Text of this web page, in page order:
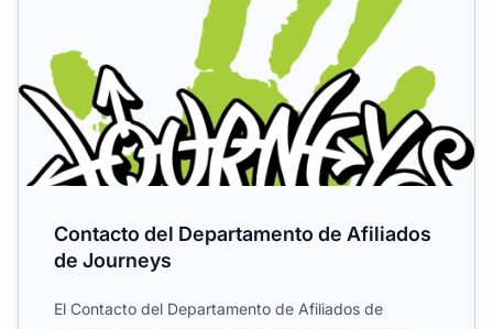
Contacto del Departamento de Afiliados
de Journeys
El Contacto del Departamento de Afiliados de